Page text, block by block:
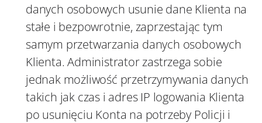
danych osobowych usunie dane Klienta na
stałe i bezpowrotnie, zaprzestając tym
samym przetwarzania danych osobowych
Klienta. Administrator zastrzega sobie
jednak możliwość przetrzymywania danych
takich jak czas i adres IP logowania Klienta
po usunięciu Konta na potrzeby Policji i